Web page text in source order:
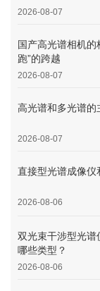
2026-08-07
国产高光谱相机的
跑”的跨越
2026-08-07
高光谱和多光谱的
2026-08-07
直接型光谱成像仪
2026-08-06
双光束干涉型光谱
哪些类型？
2026-08-06